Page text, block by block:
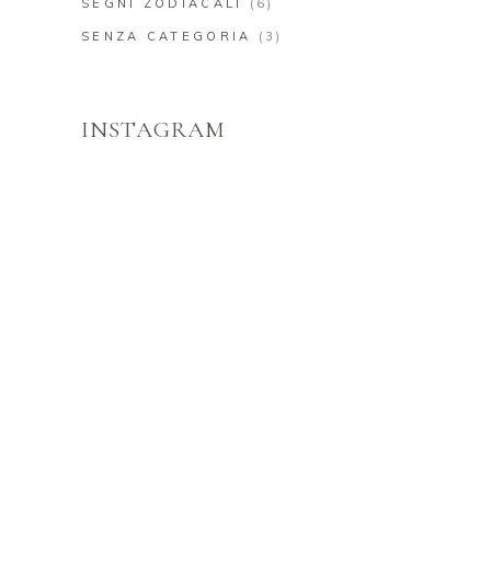
SEGNI ZODIACALI (6)
SENZA CATEGORIA (3)
INSTAGRAM